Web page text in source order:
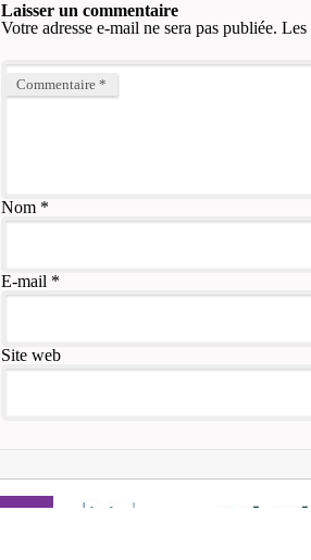
Laisser un commentaire
Votre adresse e-mail ne sera pas publiée. Les
Commentaire *
Nom*
E-mail *
Site web